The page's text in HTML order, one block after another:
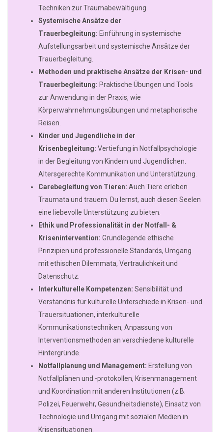
Techniken zur Traumabewältigung.
Systemische Ansätze der
Trauerbegleitung: Einführung in systemische
Aufstellungsarbeit und systemische Ansätze der
Trauerbegleitung.
Methoden und praktische Ansätze der Krisen- und
Trauerbegleitung: Praktische Übungen und Tools
zur Anwendung in der Praxis, wie
Körperwahrnehmungsübungen und metaphorische
Reisen.
Kinder und Jugendliche in der
Krisenbegleitung: Vertiefung in Notfallpsychologie
in der Begleitung von Kindern und Jugendlichen.
Altersgerechte Kommunikation und Unterstützung.
Carebegleitung von Tieren: Auch Tiere erleben
Traumata und trauern. Du lernst, auch diesen Seelen
eine liebevolle Unterstützung zu bieten.
Ethik und Professionalität in der Notfall- &
Krisenintervention: Grundlegende ethische
Prinzipien und professionelle Standards, Umgang
mit ethischen Dilemmata, Vertraulichkeit und
Datenschutz.
Interkulturelle Kompetenzen: Sensibilität und
Verständnis für kulturelle Unterschiede in Krisen- und
Trauersituationen, interkulturelle
Kommunikationstechniken, Anpassung von
Interventionsmethoden an verschiedene kulturelle
Hintergründe.
Notfallplanung und Management: Erstellung von
Notfallplänen und -protokollen, Krisenmanagement
und Koordination mit anderen Institutionen (z.B.
Polizei, Feuerwehr, Gesundheitsdienste), Einsatz von
Technologie und Umgang mit sozialen Medien in
Krisensituationen.